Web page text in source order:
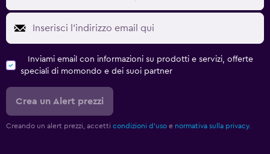
Inviami email con informazioni su prodotti e servizi, offerte
speciali di momondo e dei suoi partner
Crea un Alert prezzi
Creando un alert prezzi, accetti condizioni d'uso e normativa sulla privacy.